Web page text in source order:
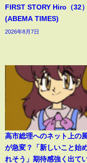
FIRST STORY Hiro（32）
(ABEMA TIMES)
2026年8月7日
高市総理へのネット上の
が急変？「新しいこと始
れそう」期待感強く出て